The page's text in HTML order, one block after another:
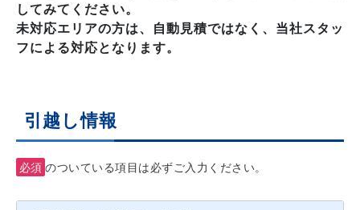
してみてください。
未対応エリアの方は、自動見積ではなく、当社スタッ
フによる対応となります。
引越し情報
必須 のついている項目は必ずご入力ください。